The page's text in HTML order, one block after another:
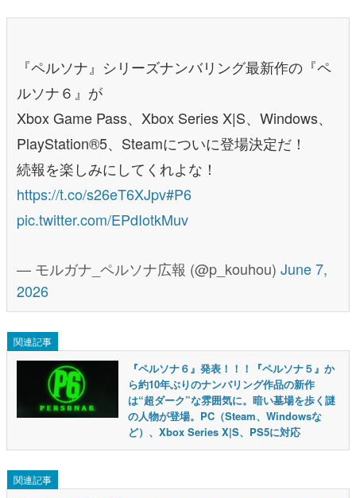
『ペルソナ』シリーズナンバリング最新作の『ペ
ルソナ６』が
Xbox Game Pass、Xbox Series X|S、Windows、
PlayStation®5、Steamについに登場決定だ！
続報を楽しみにしてくれよな！
https://t.co/s26eT6XJpv#P6
pic.twitter.com/EPdIotkMuv
— モルガナ_ペルソナ広報 (@p_kouhou) June 7,
2026
関連記事
『ペルソナ６』発表！！！『ペルソナ５』か
ら約10年ぶりのナンバリング作品の新作
は“超ダーク”な雰囲気に。暗い墓場を歩く謎
の人物が登場。PC（Steam、Windowsな
ど）、Xbox Series X|S、PS5に対応
関連記事